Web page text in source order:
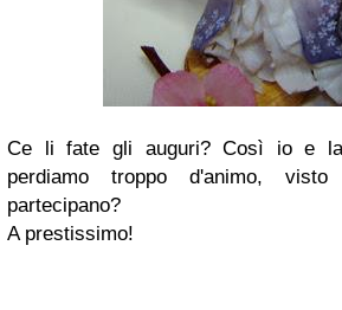
Ce li fate gli auguri? Così io e
perdiamo troppo d'animo,
partecipano?
A prestissimo!